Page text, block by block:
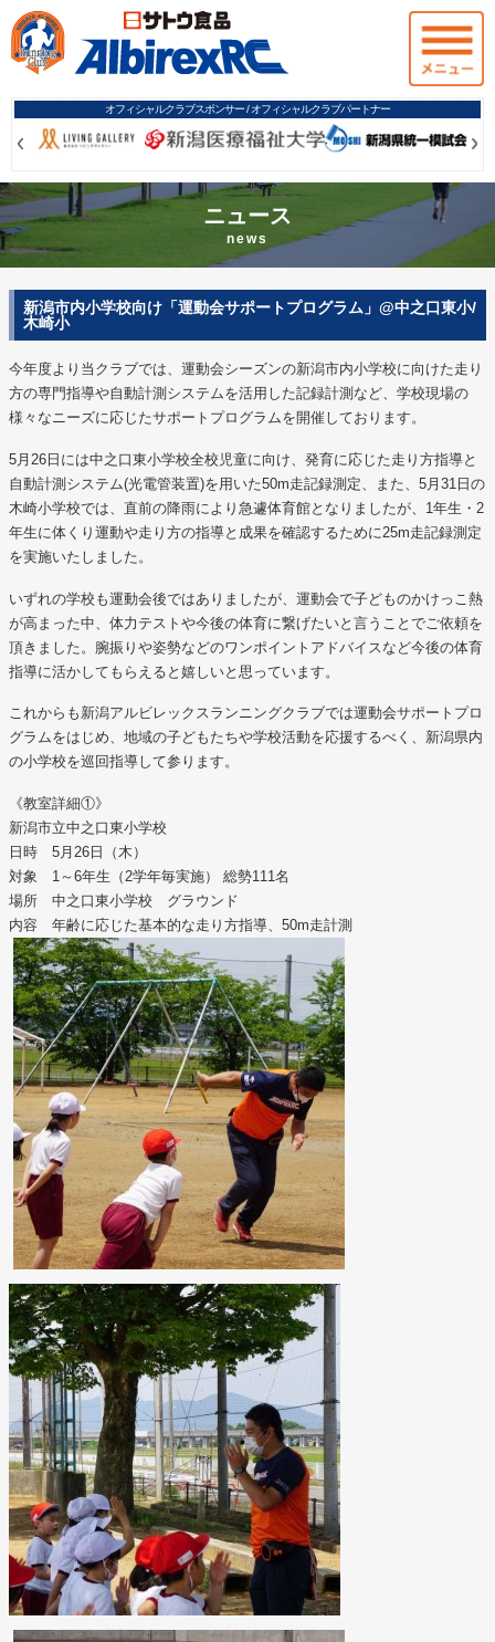
オフィシャルクラブスポンサー / オフィシャルクラブパートナー
Prev
Prev
ニュース
news
新潟市内小学校向け「運動会サポートプログラム」@中之口東小/
木崎小
今年度より当クラブでは、運動会シーズンの新潟市内小学校に向けた走り
方の専門指導や自動計測システムを活用した記録計測など、学校現場の
様々なニーズに応じたサポートプログラムを開催しております。
5月26日には中之口東小学校全校児童に向け、発育に応じた走り方指導と
自動計測システム(光電管装置)を用いた50m走記録測定、また、5月31日の
木崎小学校では、直前の降雨により急遽体育館となりましたが、1年生・2
年生に体くり運動や走り方の指導と成果を確認するために25m走記録測定
を実施いたしました。
いずれの学校も運動会後ではありましたが、運動会で子どものかけっこ熱
が高まった中、体力テストや今後の体育に繋げたいと言うことでご依頼を
頂きました。腕振りや姿勢などのワンポイントアドバイスなど今後の体育
指導に活かしてもらえると嬉しいと思っています。
これからも新潟アルビレックスランニングクラブでは運動会サポートプロ
グラムをはじめ、地域の子どもたちや学校活動を応援するべく、新潟県内
の小学校を巡回指導して参ります。
《教室詳細①》
新潟市立中之口東小学校
日時 5月26日（木）
対象 1～6年生（2学年毎実施） 総勢111名
場所 中之口東小学校 グラウンド
内容 年齢に応じた基本的な走り方指導、50m走計測